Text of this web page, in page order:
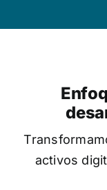
activos